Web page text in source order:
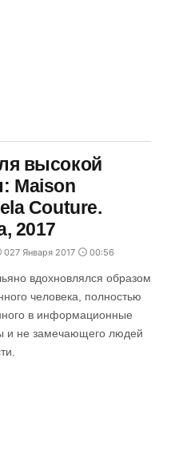
высокой
Maison
Couture.
2017
027 Января 2017 00:56
вдохновлялся образом
человека, полностью
в информационные
и не замечающего людей